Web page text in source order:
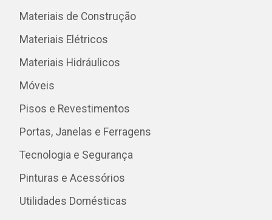
Materiais de Construção
Materiais Elétricos
Materiais Hidráulicos
Móveis
Pisos e Revestimentos
Portas, Janelas e Ferragens
Tecnologia e Segurança
Pinturas e Acessórios
Utilidades Domésticas